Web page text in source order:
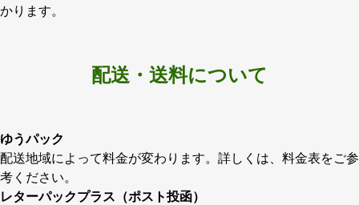
かります。
配送・送料について
ゆうパック
配送地域によって料金が変わります。詳しくは、料金表をご参
考ください。
レターパックプラス（ポスト投函）